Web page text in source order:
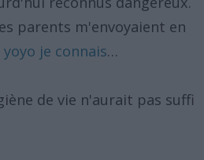
parents m'envoyaient en
je connais…
de vie n'aurait pas suffi